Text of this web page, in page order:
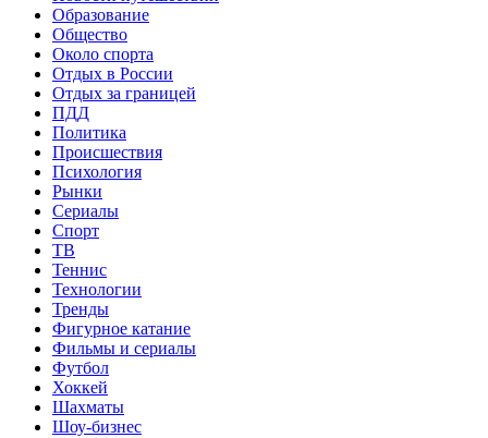
Образование
Общество
Около спорта
Отдых в России
Отдых за границей
ПДД
Политика
Происшествия
Психология
Рынки
Сериалы
Спорт
ТВ
Теннис
Технологии
Тренды
Фигурное катание
Фильмы и сериалы
Футбол
Хоккей
Шахматы
Шоу-бизнес